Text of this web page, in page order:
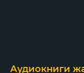
Аудиокниги